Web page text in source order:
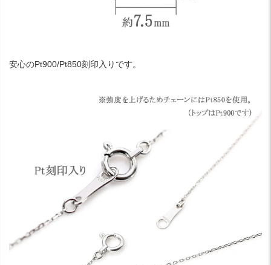
安心のPt900/Pt850刻印入りです。